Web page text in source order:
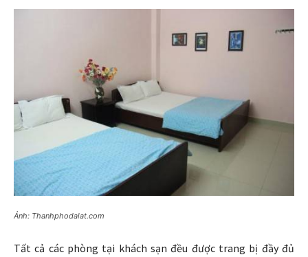
Ảnh: Thanhphodalat.com
Tất cả các phòng tại khách sạn đều được trang bị đầy đủ